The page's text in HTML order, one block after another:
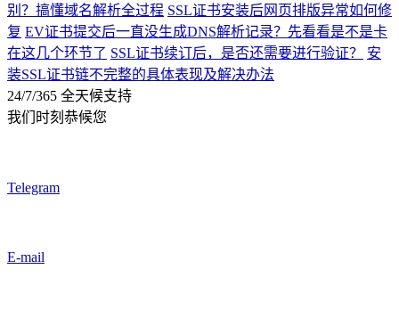
别？搞懂域名解析全过程 SSL证书安装后网页排版异常如何修
复 EV证书提交后一直没生成DNS解析记录？先看看是不是卡
在这几个环节了 SSL证书续订后，是否还需要进行验证？
安
装SSL证书链不完整的具体表现及解决办法
24/7/365 全天候支持
我们时刻恭候您
Telegram
E-mail